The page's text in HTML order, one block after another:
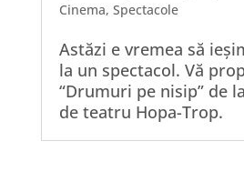
Cinema, Spectacole
Astăzi e vremea să
la un spectacol. Vă
“Drumuri pe nisip” de
de teatru Hopa-Trop.